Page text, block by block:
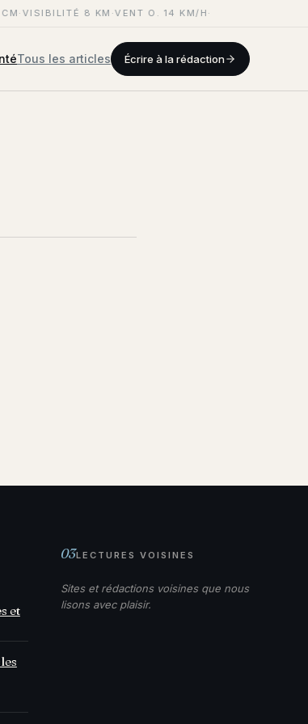
· VISIBILITÉ 8 KM ·VENT O. 14 KM/H ·
Tous les articles Écrire à la rédaction
et
03LECTURES VOISINES
Sites et rédactions voisines que nous
lisons avec plaisir.